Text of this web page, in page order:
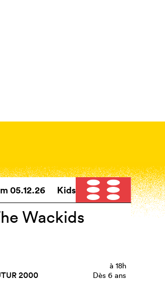
05.12.26 Kids
Wackids
2000
à 18h
Dès 6 ans